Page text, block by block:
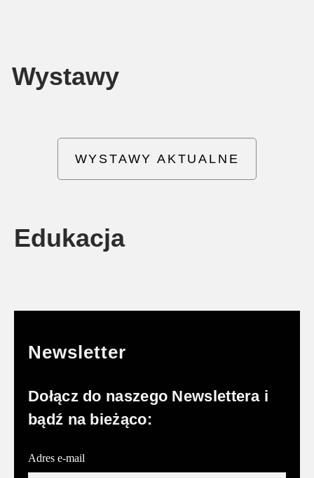
Wystawy
WYSTAWY AKTUALNE
Edukacja
Newsletter
Dołącz do naszego Newslettera i
bądź na bieżąco:
Adres e-mail